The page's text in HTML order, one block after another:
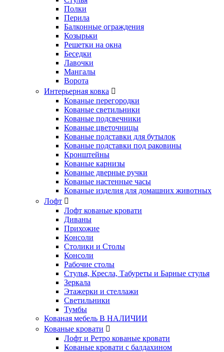
Полки
Перила
Балконные ограждения
Козырьки
Решетки на окна
Беседки
Лавочки
Мангалы
Ворота
Интерьерная ковка
Кованые перегородки
Кованые светильники
Кованые подсвечники
Кованые цветочницы
Кованые подставки для бутылок
Кованые подставки под раковины
Кронштейны
Кованые карнизы
Кованые дверные ручки
Кованые настенные часы
Кованые изделия для домашних животных
Лофт
Лофт кованые кровати
Диваны
Прихожие
Консоли
Столики и Столы
Консоли
Рабочие столы
Стулья, Кресла, Табуреты и Барные стулья
Зеркала
Этажерки и стеллажи
Светильники
Тумбы
Кованая мебель В НАЛИЧИИ
Кованые кровати
Лофт и Ретро кованые кровати
Кованые кровати с балдахином